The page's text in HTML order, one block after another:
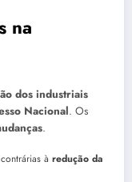
na
dos industriais
Nacional. Os
.
à redução da